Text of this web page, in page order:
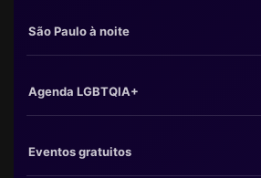
São Paulo à noite
Agenda LGBTQIA+
Eventos gratuitos